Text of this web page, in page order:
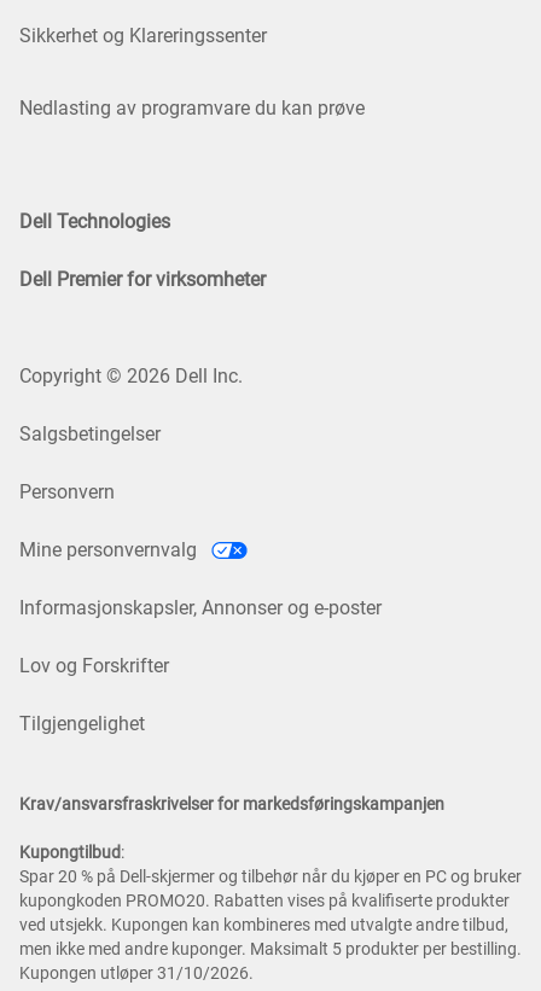
Sikkerhet og Klareringssenter
Nedlasting av programvare du kan prøve
Dell Technologies
Dell Premier for virksomheter
Copyright © 2026 Dell Inc.
Salgsbetingelser
Personvern
Mine personvernvalg
Informasjonskapsler, Annonser og e-poster
Lov og Forskrifter
Tilgjengelighet
Krav/ansvarsfraskrivelser for markedsføringskampanjen
Kupongtilbud:
Spar 20 % på Dell-skjermer og tilbehør når du kjøper en PC og bruker
kupongkoden PROMO20. Rabatten vises på kvalifiserte produkter
ved utsjekk. Kupongen kan kombineres med utvalgte andre tilbud,
men ikke med andre kuponger. Maksimalt 5 produkter per bestilling.
Kupongen utløper 31/10/2026.